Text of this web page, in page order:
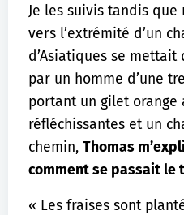
Je les suivis tandis
vers l’extrémité d’un
d’Asiatiques se
par un homme d’une
portant un gilet orange
réfléchissantes et un
chemin, Thomas
comment se passait le
« Les fraises sont